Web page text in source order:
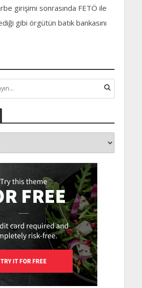
girişimi sonrasında FETÖ ile
gibi örgütün batık bankasını